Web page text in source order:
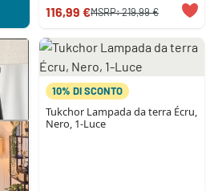
116,99 €MSRP:219,99 €
10% DI SCONTO
Tukchor Lampada da terra Écru,
Nero, 1-Luce